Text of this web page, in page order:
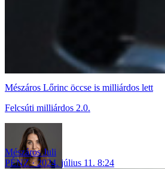
Mészáros Lőrinc öccse is milliárdos lett
Felcsúti milliárdos 2.0.
Mészáros Juli
PÉNZ
2024. július 11. 8:24